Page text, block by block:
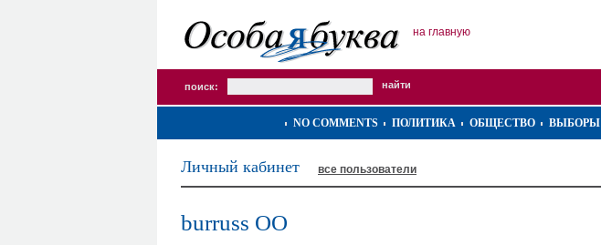
на главную
поиск:
NO COMMENTS ПОЛИТИКА ОБЩЕСТВО ВЫБОРЫ
Личный кабинет все пользователи
burruss OO